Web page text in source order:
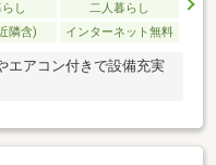
し
二人暮らし
隣含) インターネット無料
エアコン付きで設備充実